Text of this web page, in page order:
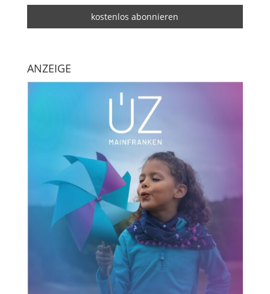
ANZEIGE